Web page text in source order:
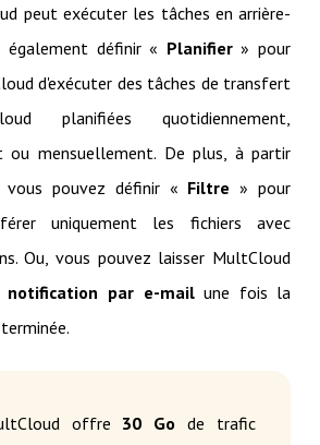
peut exécuter les tâches en arrière-
également définir « Planifier» pour
d'exécuter des tâches de transfert
planifiées quotidiennement,
ou mensuellement. De plus, à partir
vous pouvez définir « Filtre » pour
uniquement les fichiers avec
Ou, vous pouvez laisser MultCloud
notification par e-mailune fois la
offre 30 Gode trafic